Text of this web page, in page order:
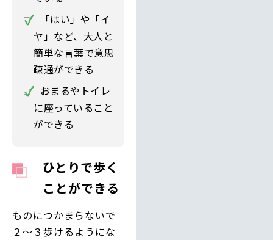
「はい」や「イ
ヤ」など、大人と
簡単な言葉で意思
疎通ができる
おまるやトイレ
に座っていること
ができる
ひとりで歩く
ことができる
ものにつかまらないで
２～３歩けるようにな